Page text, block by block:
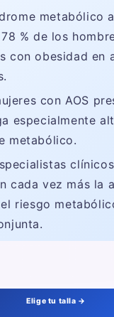
metabólico
% de los
con obesidad en
con AOS
especialmente
metabólico.
cada vez más la
riesgo
Elige tu talla →